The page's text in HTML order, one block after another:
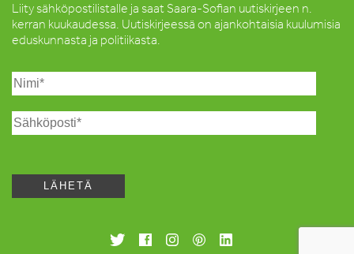
Liity sähköpostilistalle ja saat Saara-Sofian uutiskirjeen n.
kerran kuukaudessa. Uutiskirjeessä on ajankohtaisia kuulumisia
eduskunnasta ja politiikasta.